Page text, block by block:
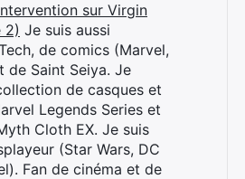
sur Virgin
2) Je suis aussi
de comics (Marvel,
de Saint Seiya. Je
de casques et
Legends Series et
Cloth EX. Je suis
(Star Wars, DC
Fan de cinéma et de